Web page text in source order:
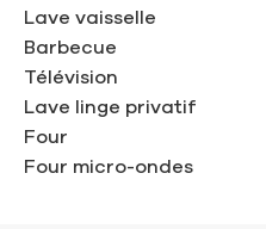
Lave vaisselle
Barbecue
Télévision
Lave linge privatif
Four
Four micro-ondes